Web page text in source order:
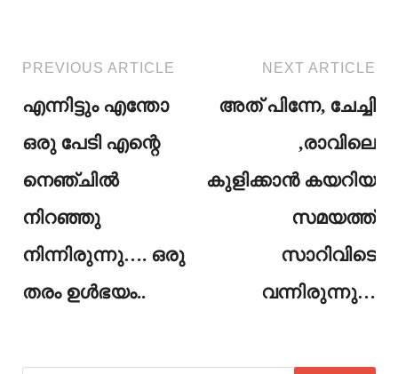
PREVIOUS ARTICLE
എന്നിട്ടും എന്തോ
ഒരു പേടി എന്റെ
നെഞ്ചിൽ
നിറഞ്ഞു
നിന്നിരുന്നു…. ഒരു
തരം ഉൾഭയം..
NEXT ARTICLE
അത് പിന്നേ, ചേച്ചി
,രാവിലെ
കുളിക്കാൻ കയറിയ
സമയത്ത്
സാറിവിടെ
വന്നിരുന്നു…